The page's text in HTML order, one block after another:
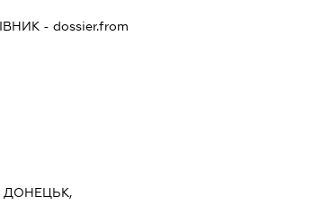
- dossier.from
ДОНЕЦЬК,